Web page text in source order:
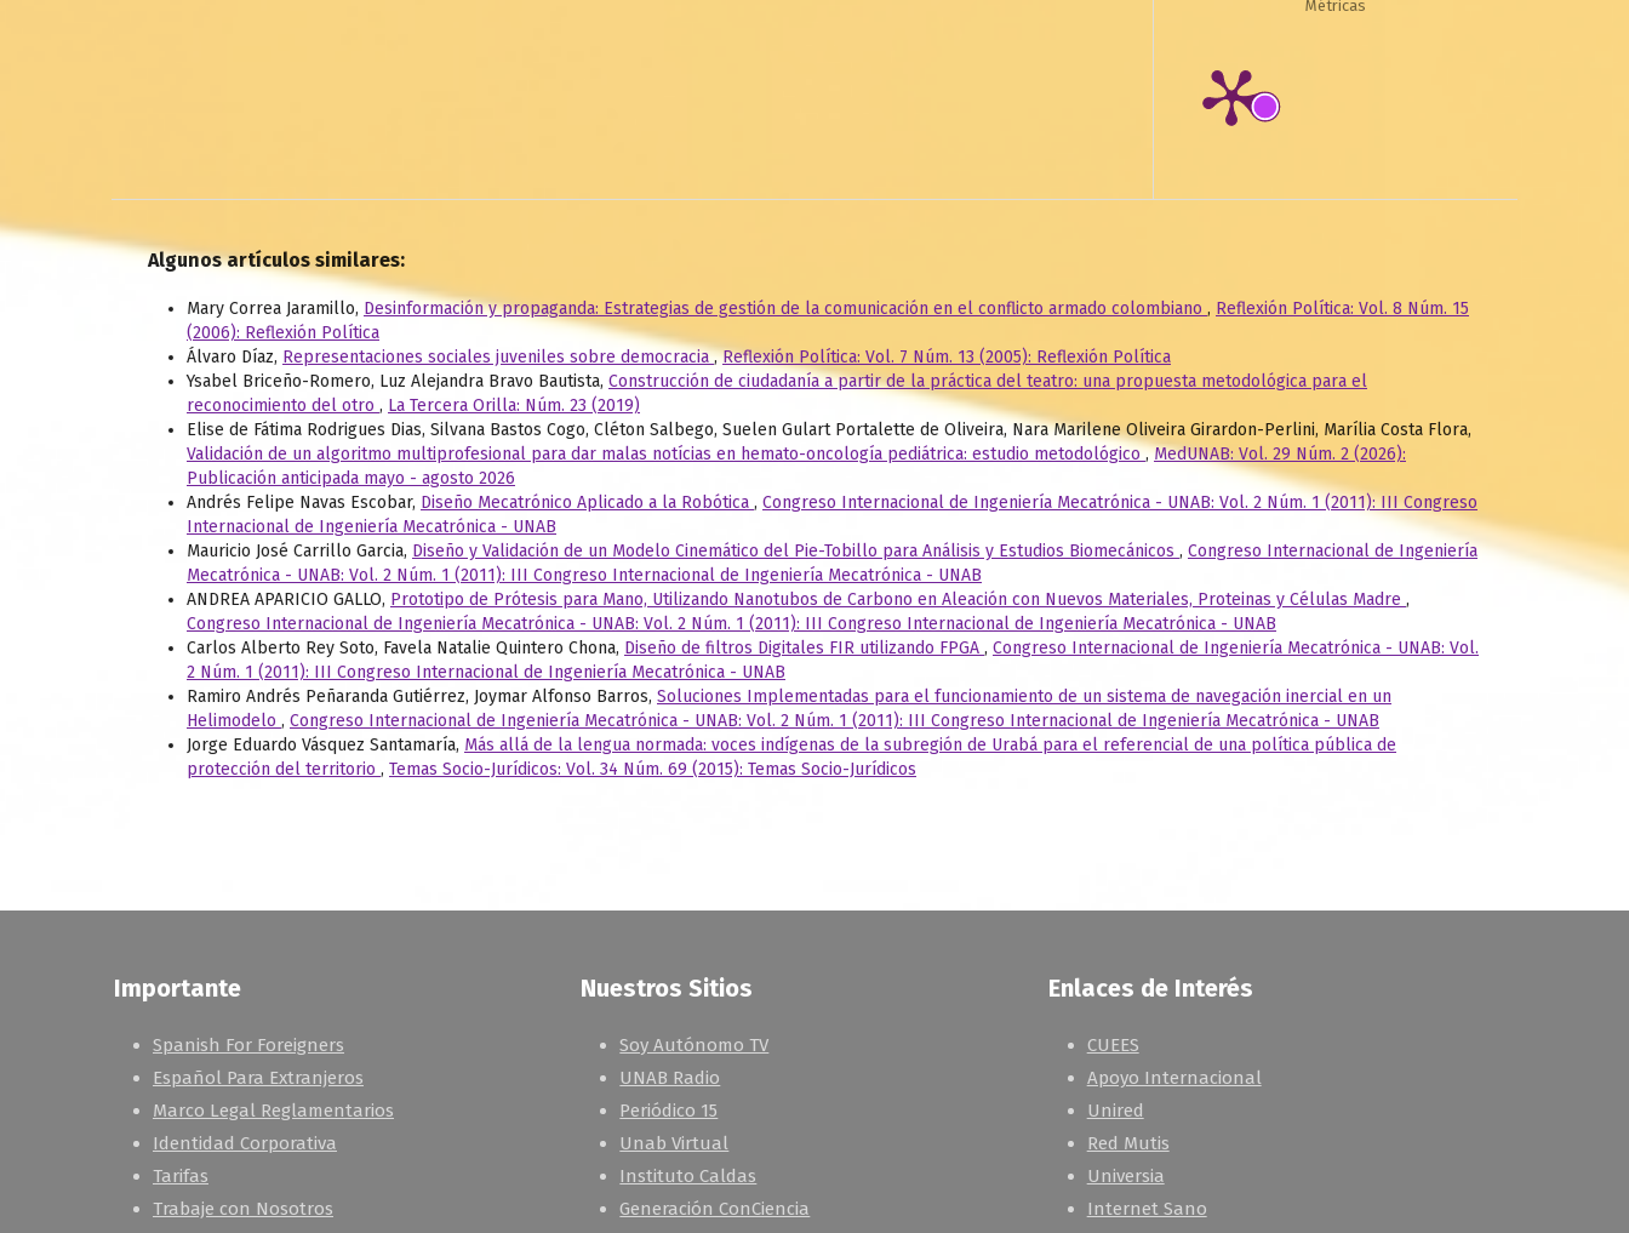
Métricas
Algunos artículos similares:
Mary Correa Jaramillo, Desinformación y propaganda: Estrategias de gestión de la comunicación en el conflicto armado colombiano , Reflexión Política: Vol. 8 Núm. 15
(2006): Reflexión Política
Álvaro Díaz, Representaciones sociales juveniles sobre democracia,Reflexión Política: Vol. 7 Núm. 13 (2005): Reflexión Política
Ysabel Briceño-Romero, Luz Alejandra Bravo Bautista, Construcción de ciudadanía a partir de la práctica del teatro: una propuesta metodológica para el
reconocimiento del otro , La Tercera Orilla: Núm. 23 (2019)
Elise de Fátima Rodrigues Dias, Silvana Bastos Cogo, Cléton Salbego, Suelen Gulart Portalette de Oliveira, Nara Marilene Oliveira Girardon-Perlini, Marília Costa Flora,
Validación de un algoritmo multiprofesional para dar malas notícias en hemato-oncología pediátrica: estudio metodológico,MedUNAB: Vol. 29 Núm. 2 (2026):
Publicación anticipada mayo - agosto 2026
Andrés Felipe Navas Escobar, Diseño Mecatrónico Aplicado a la Robótica , Congreso Internacional de Ingeniería Mecatrónica - UNAB: Vol. 2 Núm. 1 (2011): III Congreso
Internacional de Ingeniería Mecatrónica - UNAB
Mauricio José Carrillo Garcia, Diseño y Validación de un Modelo Cinemático del Pie-Tobillo para Análisis y Estudios Biomecánicos , Congreso Internacional de Ingeniería
Mecatrónica - UNAB: Vol. 2 Núm. 1 (2011): III Congreso Internacional de Ingeniería Mecatrónica - UNAB
ANDREA APARICIO GALLO, Prototipo de Prótesis para Mano, Utilizando Nanotubos de Carbono en Aleación con Nuevos Materiales, Proteinas y Células Madre ,
Congreso Internacional de Ingeniería Mecatrónica - UNAB: Vol. 2 Núm. 1 (2011): III Congreso Internacional de Ingeniería Mecatrónica - UNAB
Carlos Alberto Rey Soto, Favela Natalie Quintero Chona, Diseño de filtros Digitales FIR utilizando FPGA , Congreso Internacional de Ingeniería Mecatrónica - UNAB: Vol.
2 Núm. 1 (2011): III Congreso Internacional de Ingeniería Mecatrónica - UNAB
Ramiro Andrés Peñaranda Gutiérrez, Joymar Alfonso Barros, Soluciones Implementadas para el funcionamiento de un sistema de navegación inercial en un
Helimodelo , Congreso Internacional de Ingeniería Mecatrónica - UNAB: Vol. 2 Núm. 1 (2011): III Congreso Internacional de Ingeniería Mecatrónica - UNAB
Jorge Eduardo Vásquez Santamaría, Más allá de la lengua normada: voces indígenas de la subregión de Urabá para el referencial de una política pública de
protección del territorio , Temas Socio-Jurídicos: Vol. 34 Núm. 69 (2015): Temas Socio-Jurídicos
Importante
Spanish For Foreigners
Español Para Extranjeros
Marco Legal Reglamentarios
Identidad Corporativa
Tarifas
Trabaje con Nosotros
Nuestros Sitios
Soy Autónomo TV
UNAB Radio
Periódico 15
Unab Virtual
Instituto Caldas
Generación ConCiencia
Enlaces de Interés
CUEES
Apoyo Internacional
Unired
Red Mutis
Universia
Internet Sano